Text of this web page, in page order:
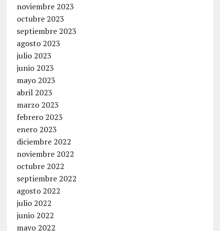
noviembre 2023
octubre 2023
septiembre 2023
agosto 2023
julio 2023
junio 2023
mayo 2023
abril 2023
marzo 2023
febrero 2023
enero 2023
diciembre 2022
noviembre 2022
octubre 2022
septiembre 2022
agosto 2022
julio 2022
junio 2022
mayo 2022